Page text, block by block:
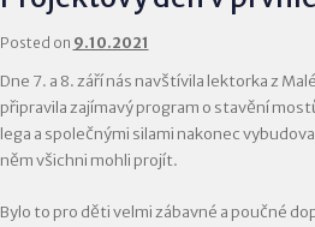
Posted on 9.10.2021
Dne 7. a 8. září nás navštívila lektorka z
připravila zajímavý program o stavění
lega a společnými silami nakonec
něm všichni mohli projít.
Bylo to pro děti velmi zábavné a poučné